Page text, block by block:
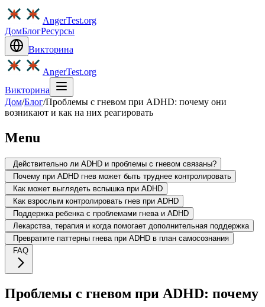
AngerTest.org
ДомБлогРесурсы
Викторина
AngerTest.org
Викторина
Дом/Блог/Проблемы с гневом при ADHD: почему они
возникают и как на них реагировать
Menu
Действительно ли ADHD и проблемы с гневом связаны?
Почему при ADHD гнев может быть труднее контролировать
Как может выглядеть вспышка при ADHD
Как взрослым контролировать гнев при ADHD
Поддержка ребенка с проблемами гнева и ADHD
Лекарства, терапия и когда помогает дополнительная поддержка
Превратите паттерны гнева при ADHD в план самосознания
FAQ
Проблемы с гневом при ADHD: почему